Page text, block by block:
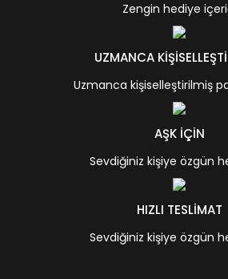
Zengin hediye
UZMANCA
Uzmanca kişiselleştirilmiş
AŞK İÇİN
Sevdiğiniz kişiye özgün
HIZLI TESLİMAT
Sevdiğiniz kişiye özgün